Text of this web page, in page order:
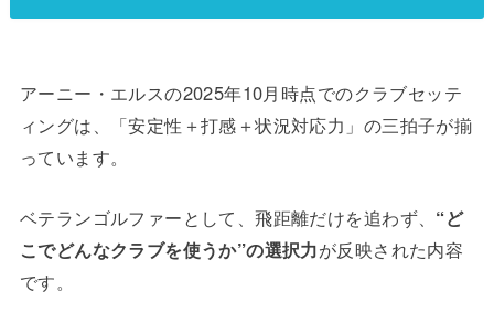
アーニー・エルスの2025年10月時点でのクラブセッテ
ィングは、「安定性＋打感＋状況対応力」の三拍子が揃
っています。
ベテランゴルファーとして、飛距離だけを追わず、 “ど
こでどんなクラブを使うか”の選択力が反映された内容
です。